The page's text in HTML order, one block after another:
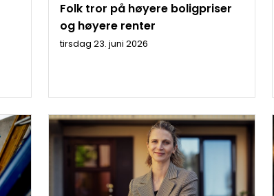
Folk tror på høyere boligpriser
og høyere renter
tirsdag 23. juni 2026